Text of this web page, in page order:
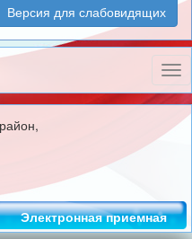
Версия для слабовидящих
Электронная приемная